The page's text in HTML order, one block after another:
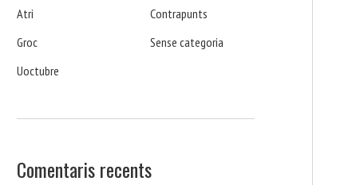
Atri
Contrapunts
Groc
Sense categoria
Uoctubre
Comentaris recents